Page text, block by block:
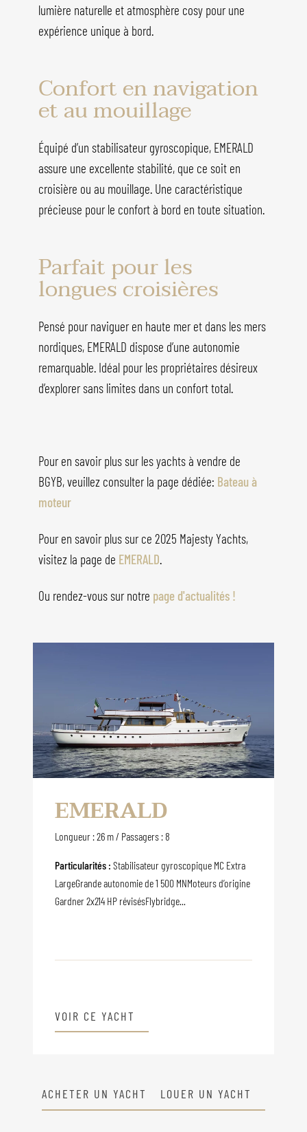
lumière naturelle et atmosphère cosy pour une
expérience unique à bord.
Confort en navigation
et au mouillage
Équipé d’un stabilisateur gyroscopique, EMERALD
assure une excellente stabilité, que ce soit en
croisière ou au mouillage. Une caractéristique
précieuse pour le confort à bord en toute situation.
Parfait pour les
longues croisières
Pensé pour naviguer en haute mer et dans les mers
nordiques, EMERALD dispose d’une autonomie
remarquable. Idéal pour les propriétaires désireux
d’explorer sans limites dans un confort total.
Pour en savoir plus sur les yachts à vendre de
BGYB, veuillez consulter la page dédiée: Bateau à
moteur
Pour en savoir plus sur ce 2025 Majesty Yachts,
visitez la page de EMERALD.
Ou rendez-vous sur notre page d'actualités !
EMERALD
Longueur : 26 m / Passagers : 8
Particularités : Stabilisateur gyroscopique MC Extra
LargeGrande autonomie de 1 500 MNMoteurs d’origine
Gardner 2x214 HP révisésFlybridge...
VOIR CE YACHT
ACHETER UN YACHT LOUER UN YACHT